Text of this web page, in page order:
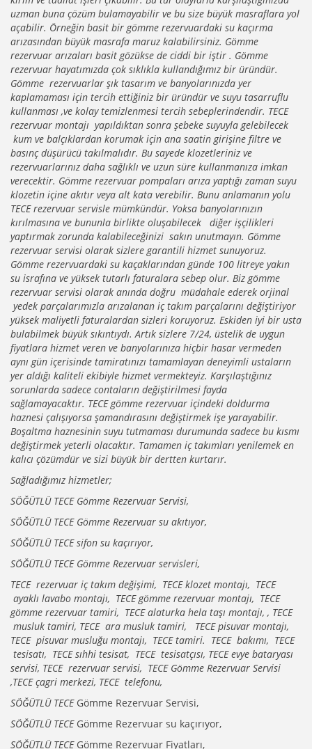
uzman buna çözüm bulamayabilir ve bu size büyük masraflara yol
açabilir. Örneğin basit bir gömme rezervuardaki su kaçırma
arızasından büyük masrafa maruz kalabilirsiniz. Gömme
rezervuar arızaları basit gözükse de ciddi bir iştir . Gömme
rezervuar hayatımızda çok sıklıkla kullandığımız bir üründür.
Gömme rezervuarlar şık tasarım ve banyolarınızda yer
kaplamaması için tercih ettiğiniz bir üründür ve suyu tasarruflu
kullanması ,ve kolay temizlenmesi tercih sebeplerindendir. TECE
rezervuar montajı yapıldıktan sonra şebeke suyuyla gelebilecek
kum ve balçıklardan korumak için ana saatin girişine filtre ve
basınç düşürücü takılmalıdır. Bu sayede klozetleriniz ve
rezervuarlarınız daha sağlıklı ve uzun süre kullanmanıza imkan
verecektir. Gömme rezervuar pompaları arıza yaptığı zaman suyu
klozetin içine akıtır veya alt kata verebilir. Bunu anlamanın yolu
TECE rezervuar servisle mümkündür. Yoksa banyolarınızın
kırılmasına ve bununla birlikte oluşabilecek diğer işçilikleri
yaptırmak zorunda kalabileceğinizi sakın unutmayın. Gömme
rezervuar servisi olarak sizlere garantili hizmet sunuyoruz.
Gömme rezervuardaki su kaçaklarından günde 100 litreye yakın
su israfına ve yüksek tutarlı faturalara sebep olur. Biz gömme
rezervuar servisi olarak anında doğru müdahale ederek orjinal
yedek parçalarımızla arızalanan iç takım parçalarını değiştiriyor
yüksek maliyetli faturalardan sizleri koruyoruz. Eskiden iyi bir usta
bulabilmek büyük sıkıntıydı. Artık sizlere 7/24, üstelik de uygun
fiyatlara hizmet veren ve banyolarınıza hiçbir hasar vermeden
aynı gün içerisinde tamiratınızı tamamlayan deneyimli ustaların
yer aldığı kaliteli ekibiyle hizmet vermekteyiz. Karşılaştığınız
sorunlarda sadece contaların değiştirilmesi fayda
sağlamayacaktır. TECE gömme rezervuar içindeki doldurma
haznesi çalışıyorsa şamandırasını değiştirmek işe yarayabilir.
Boşaltma haznesinin suyu tutmaması durumunda sadece bu kısmı
değiştirmek yeterli olacaktır. Tamamen iç takımları yenilemek en
kalıcı çözümdür ve sizi büyük bir dertten kurtarır.
Sağladığımız hizmetler;
SÖĞÜTLÜ TECE Gömme Rezervuar Servisi,
SÖĞÜTLÜ TECE Gömme Rezervuar su akıtıyor,
SÖĞÜTLÜ TECE sifon su kaçırıyor,
SÖĞÜTLÜ TECE Gömme Rezervuar servisleri,
TECE rezervuar iç takım değişimi, TECE klozet montajı, TECE
ayaklı lavabo montajı, TECE gömme rezervuar montajı, TECE
gömme rezervuar tamiri, TECE alaturka hela taşı montajı, , TECE
musluk tamiri, TECE ara musluk tamiri, TECE pisuvar montajı,
TECE pisuvar musluğu montajı, TECE tamiri. TECE bakımı, TECE
tesisatı, TECE sıhhi tesisat, TECE tesisatçısı, TECE evye bataryası
servisi, TECE rezervuar servisi, TECE Gömme Rezervuar Servisi
,TECE çagri merkezi, TECE telefonu,
SÖĞÜTLÜ TECE Gömme Rezervuar Servisi,
SÖĞÜTLÜ TECE Gömme Rezervuar su kaçırıyor,
SÖĞÜTLÜ TECE Gömme Rezervuar Fiyatları,